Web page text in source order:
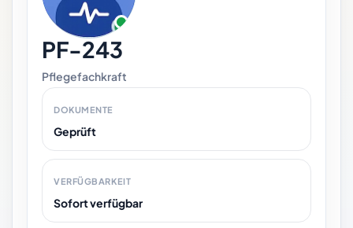
PF-243
Pflegefachkraft
DOKUMENTE
Geprüft
VERFÜGBARKEIT
Sofort verfügbar